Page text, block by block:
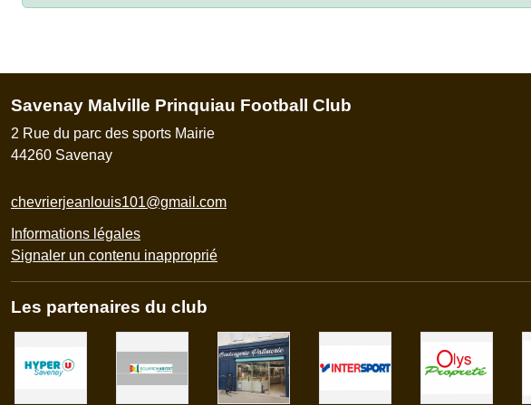
Savenay Malville Prinquiau Football Club
2 Rue du parc des sports Mairie
44260 Savenay
chevrierjeanlouis101@gmail.com
Informations légales
Signaler un contenu inapproprié
Les partenaires du club